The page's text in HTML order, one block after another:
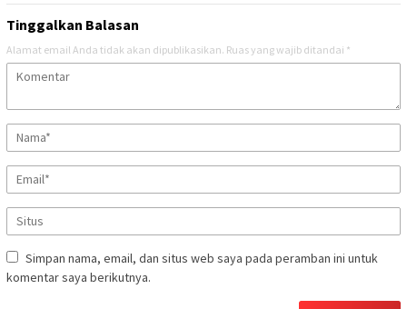
Tinggalkan Balasan
Alamat email Anda tidak akan dipublikasikan. Ruas yang wajib ditandai *
Simpan nama, email, dan situs web saya pada peramban ini untuk
komentar saya berikutnya.